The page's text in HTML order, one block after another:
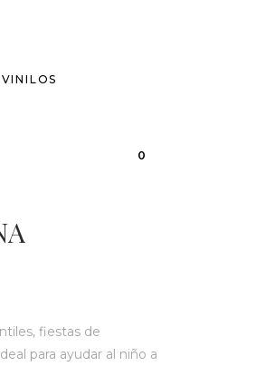
VINILOS
0
fiestas de
para ayudar al niño a